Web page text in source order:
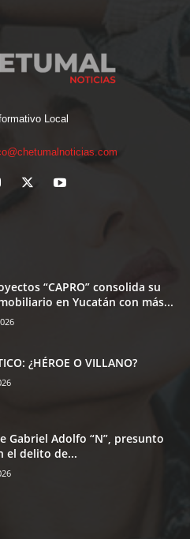
Local
“CAPRO” consolida su
en Yucatán con más...
¿HÉROE O VILLANO?
Gabriel Adolfo “N”, presunto
el delito de...